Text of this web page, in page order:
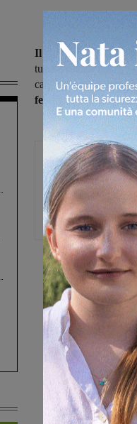
Il Dipartimento
tutte le attività
campionatojuniores
febbraiocon le gare
Share